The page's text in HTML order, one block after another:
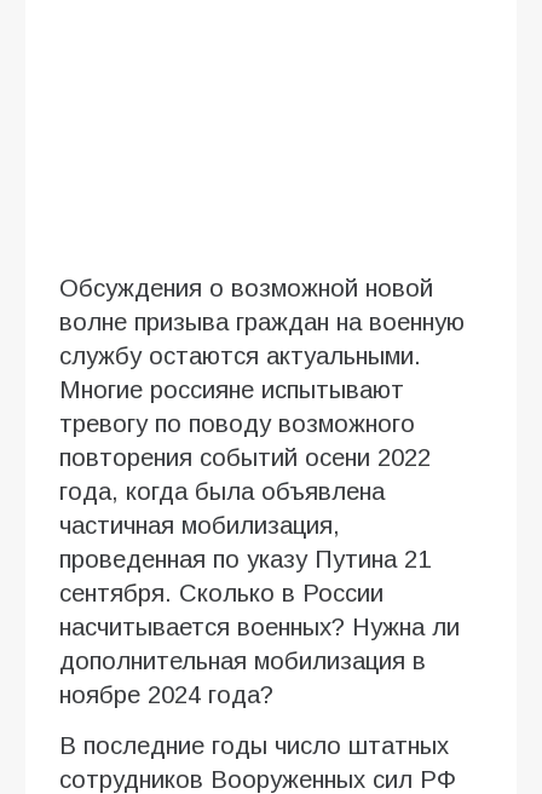
Обсуждения о возможной новой
волне призыва граждан на военную
службу остаются актуальными.
Многие россияне испытывают
тревогу по поводу возможного
повторения событий осени 2022
года, когда была объявлена
частичная мобилизация,
проведенная по указу Путина 21
сентября. Сколько в России
насчитывается военных? Нужна ли
дополнительная мобилизация в
ноябре 2024 года?
В последние годы число штатных
сотрудников Вооруженных сил РФ